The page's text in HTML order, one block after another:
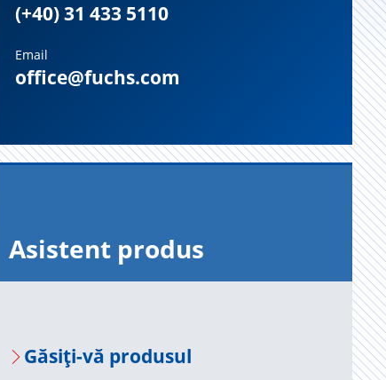
(+40) 31 433 5110
Email
office@fuchs.com
Asis­tent pro­dus
Gă­siți-vă pro­du­sul